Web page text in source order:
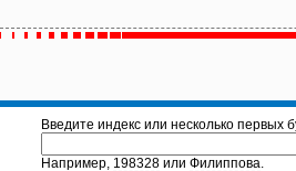
Введите индекс или несколько первых
Например, 198328 или Филиппова.